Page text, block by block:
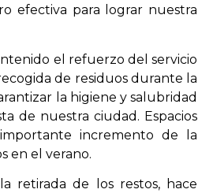
efectiva para lograr nuestra
el refuerzo del servicio
de residuos durante la
la higiene y salubridad
de nuestra ciudad. Espacios
incremento de la
en el verano.
retirada de los restos, hace